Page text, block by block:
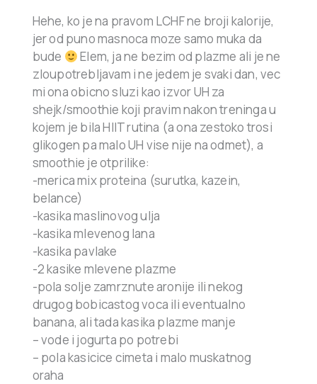
Hehe, ko je na pravom LCHF ne broji kalorije,
jer od puno masnoca moze samo muka da
bude
Elem, ja ne bezim od plazme ali je ne
zloupotrebljavam i ne jedem je svaki dan, vec
mi ona obicno sluzi kao izvor UH za
shejk/smoothie koji pravim nakon treninga u
kojem je bila HIIT rutina (a ona zestoko trosi
glikogen pa malo UH vise nije na odmet), a
smoothie je otprilike:
-merica mix proteina (surutka, kazein,
belance)
-kasika maslinovog ulja
-kasika mlevenog lana
-kasika pavlake
-2 kasike mlevene plazme
-pola solje zamrznute aronije ili nekog
drugog bobicastog voca ili eventualno
banana, ali tada kasika plazme manje
– vode i jogurta po potrebi
– pola kasicice cimeta i malo muskatnog
oraha